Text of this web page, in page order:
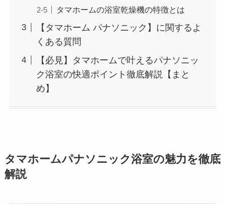
タマホームの浴室乾燥機の特徴とは
【タマホーム パナソニック】に関するよ
くある質問
【必見】タマホームで叶えるパナソニッ
ク浴室の快適ポイント徹底解説【まと
め】
タマホームパナソニック浴室の魅力を徹底
解説